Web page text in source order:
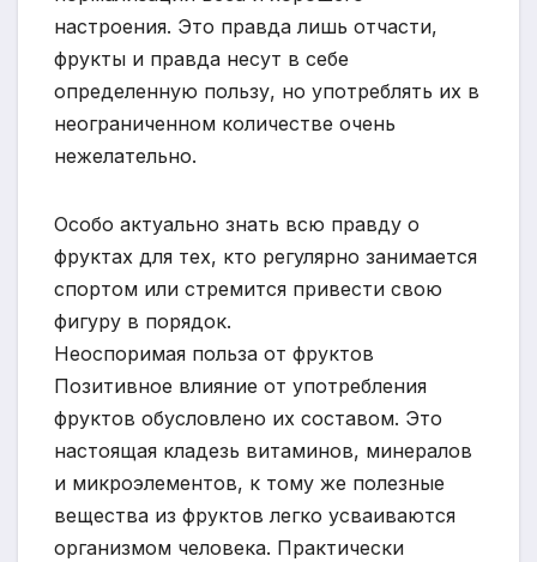
настроения. Это правда лишь отчасти,
фрукты и правда несут в себе
определенную пользу, но употреблять их в
неограниченном количестве очень
нежелательно.
Особо актуально знать всю правду о
фруктах для тех, кто регулярно занимается
спортом или стремится привести свою
фигуру в порядок.
Неоспоримая польза от фруктов
Позитивное влияние от употребления
фруктов обусловлено их составом. Это
настоящая кладезь витаминов, минералов
и микроэлементов, к тому же полезные
вещества из фруктов легко усваиваются
организмом человека. Практически